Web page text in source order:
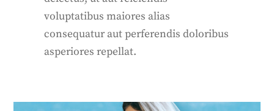
voluptatibus maiores alias
consequatur aut perferendis doloribus
asperiores repellat.